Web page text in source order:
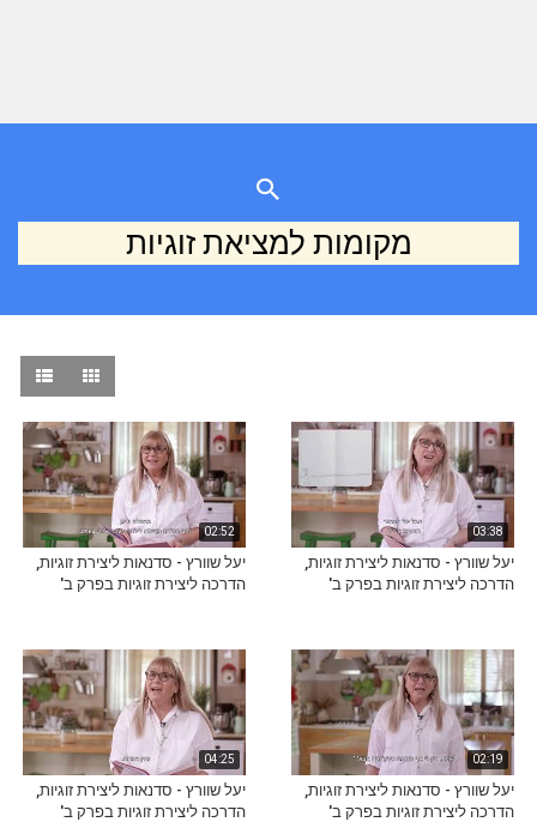
מקומות למציאת זוגיות
03:38
יעל שוורץ - סדנאות ליצירת זוגיות,
הדרכה ליצירת זוגיות בפרק ב'
02:52
יעל שוורץ - סדנאות ליצירת זוגיות,
הדרכה ליצירת זוגיות בפרק ב'
02:19
יעל שוורץ - סדנאות ליצירת זוגיות,
הדרכה ליצירת זוגיות בפרק ב'
04:25
יעל שוורץ - סדנאות ליצירת זוגיות,
הדרכה ליצירת זוגיות בפרק ב'